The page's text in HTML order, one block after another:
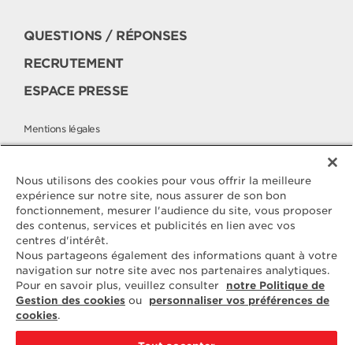
QUESTIONS / RÉPONSES
RECRUTEMENT
ESPACE PRESSE
Mentions légales
Politique de protection des données
Contactez
ELLE & VIRE
Pour toute question ou demande
d'information complémentaire,
nous sommes à votre disposition
ELVIR
Nous utilisons des cookies pour vous offrir la meilleure
expérience sur notre site, nous assurer de son bon
fonctionnement, mesurer l'audience du site, vous proposer
des contenus, services et publicités en lien avec vos
centres d'intérêt.
Nous partageons également des informations quant à votre
navigation sur notre site avec nos partenaires analytiques.
Pour en savoir plus, veuillez consulter
notre Politique de
Gestion des cookies ou
personnaliser vos préférences de
cookies.